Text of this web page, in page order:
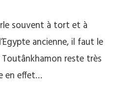
souvent à tort et à
ancienne, il faut le
reste très
en effet…